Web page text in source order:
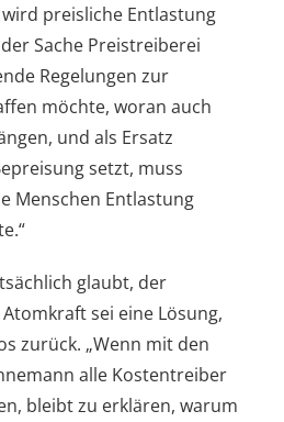
preisliche Entlastung
Sache Preistreiberei
Regelungen zur
möchte, woran auch
und als Ersatz
setzt, muss
Menschen Entlastung
glaubt, der
sei eine Lösung,
zurück. „Wenn mit den
alle Kostentreiber
bleibt zu erklären, warum